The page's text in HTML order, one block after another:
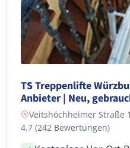
TS Treppenlifte
Anbieter | Neu,
Veitshöchheimer Straße
4,7 (242 Bewertungen)